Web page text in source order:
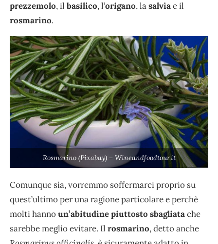
prezzemolo, il basilico, l’origano, lasalviae il
rosmarino.
Rosmarino (Pixabay) – Wineandfoodtour.it
Comunque sia, vorremmo soffermarci proprio su
quest’ultimo per una ragione particolare e perchè
molti hannoun’abitudine piuttosto sbagliatache
sarebbe meglio evitare. Il rosmarino, detto anche